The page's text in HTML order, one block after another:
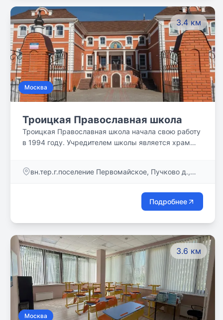
3.4 км
Москва
Троицкая Православная школа
Троицкая Православная школа начала свою работу
в 1994 году. Учредителем школы является храм
вн.тер.г.поселение Первомайское, Пучково д.,
Подробнее
3.6 км
Москва